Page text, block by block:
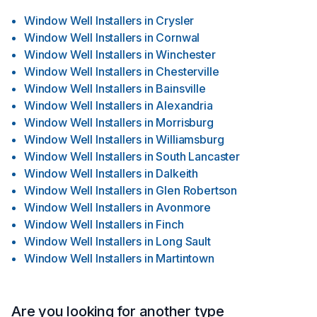
Window Well Installers in Crysler
Window Well Installers in Cornwal
Window Well Installers in Winchester
Window Well Installers in Chesterville
Window Well Installers in Bainsville
Window Well Installers in Alexandria
Window Well Installers in Morrisburg
Window Well Installers in Williamsburg
Window Well Installers in South Lancaster
Window Well Installers in Dalkeith
Window Well Installers in Glen Robertson
Window Well Installers in Avonmore
Window Well Installers in Finch
Window Well Installers in Long Sault
Window Well Installers in Martintown
Are you looking for another type